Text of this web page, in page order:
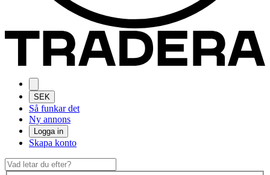
SEK
Så funkar det
Ny annons
Logga in
Skapa konto